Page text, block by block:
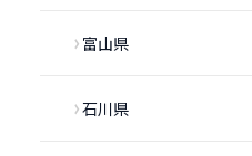
富山県
石川県